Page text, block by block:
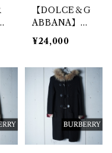
【DOLCE＆G
ABBANA】ド
ルチェ＆ガッバ
ーナ "ARCHIV
コート black
¥24,000